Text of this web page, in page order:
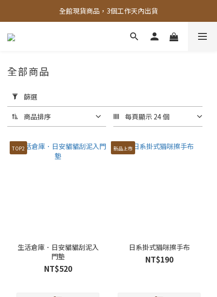
全館，滿888超取免運｜滿1500宅配免運
全館現貨商品，3個工作天內出貨
全館，滿888超取免運｜滿1500宅配免運
用
篩
選
(0/20)
價格
全部商品
篩選
商品排序 每頁顯示 24 個
TOP2
生活倉庫．日安貓貓刮泥入
門墊
NT$520
新品上市
日系掛式猫咪擦手布
NT$190